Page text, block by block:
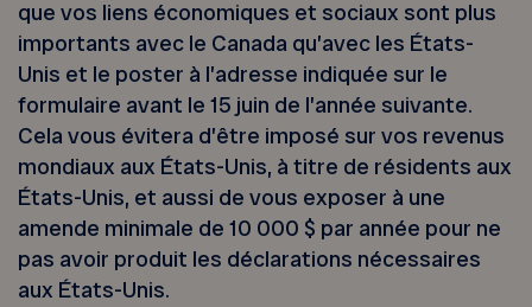
que vos liens économiques et sociaux sont plus
importants avec le Canada qu’avec les États-
Unis et le poster à l’adresse indiquée sur le
formulaire avant le 15 juin de l’année suivante.
Cela vous évitera d’être imposé sur vos revenus
mondiaux aux États-Unis, à titre de résidents aux
États-Unis, et aussi de vous exposer à une
amende minimale de 10 000 $ par année pour ne
pas avoir produit les déclarations nécessaires
aux États-Unis.